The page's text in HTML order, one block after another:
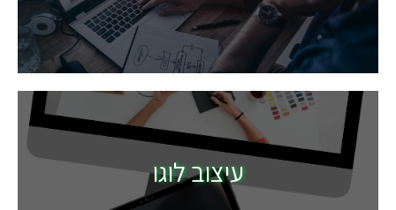
עיצוב לוגו